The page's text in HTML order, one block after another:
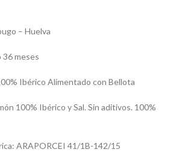
– Huelva
36 meses
Ibérico Alimentado con Bellota
100% Ibérico y Sal. Sin aditivos. 100%
ARAPORCEI 41/1B-142/15